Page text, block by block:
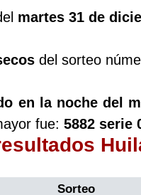
martes 31 de
del sorteo
en la noche del
fue: 5882 serie
Sorteo